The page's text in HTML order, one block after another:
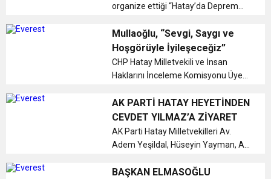
BİRLİK VE BERABERLİK!
organize ettiği “Hatay’da Deprem
Önerileri” Konulu panel , Samandağ
Belediye Toplantı Salonunda
gerçekleştirildi....
Mullaoğlu, “Sevgi, Saygı ve
Hoşgörüyle İyileşeceğiz”
CHP Hatay Milletvekili ve İnsan
Haklarını İnceleme Komisyonu Üyesi
halkının Kurban Bayramı’nı kutladı....
AK PARTİ HATAY HEYETİNDEN
CEVDET YILMAZ’A ZİYARET
AK Parti Hatay Milletvekilleri Av.
Adem Yeşildal, Hüseyin Yayman, Av.
geçmiş dönem milletvekili Hacı
BAŞKAN ELMASOĞLU